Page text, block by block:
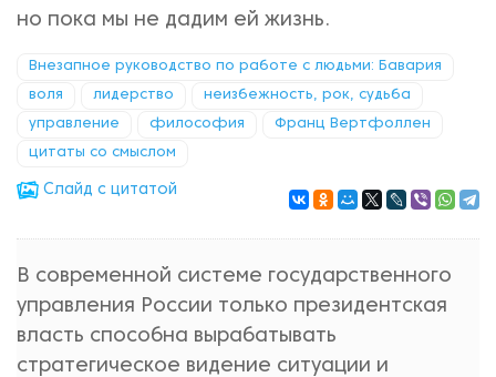
но пока мы не дадим ей жизнь.
Внезапное руководство по работе с людьми: Бавария
воля лидерство неизбежность, рок, судьба
управление философия Франц Вертфоллен
цитаты со смыслом
Cлайд с цитатой
В современной системе государственного
управления России только президентская
власть способна вырабатывать
стратегическое видение ситуации и